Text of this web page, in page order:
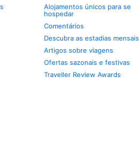
Alojamentos únicos para se
hospedar
Comentários
Descubra as estadias mensais
Artigos sobre viagens
Ofertas sazonais e festivas
Traveller Review Awards